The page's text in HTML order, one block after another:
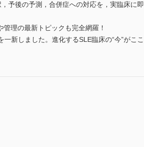
予後の予測，合併症への対応を，実臨床に即
理の最新トピックも完全網羅！
新しました。進化するSLE臨床の“今”がここ